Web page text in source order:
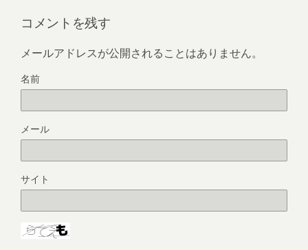
コメントを残す
メールアドレスが公開されることはありません。
名前
メール
サイト